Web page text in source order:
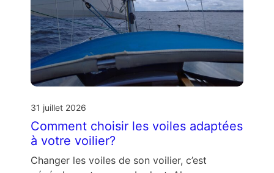
31 juillet 2026
Comment choisir les voiles adaptées
à votre voilier?
Changer les voiles de son voilier, c’est